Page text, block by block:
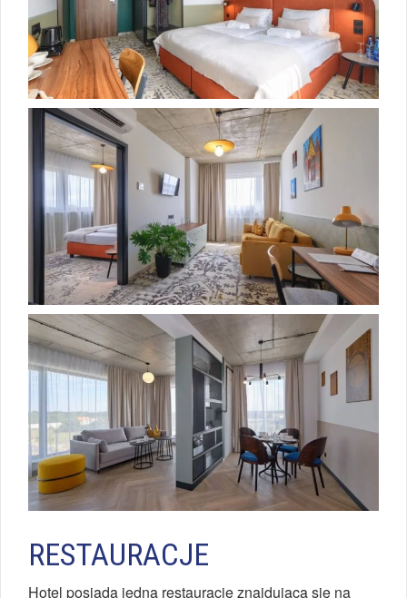
RESTAURACJE
Hotel posiada jedną restaurację znajdującą się na